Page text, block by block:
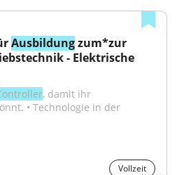
Ausbildung zum*zur
- Elektrische
, damit ihr
Vollzeit